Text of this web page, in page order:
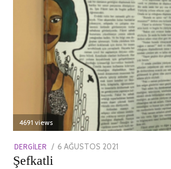
4691 views
DERGILER
POSTED
6 AĞUSTOS 2021
Şefkatli